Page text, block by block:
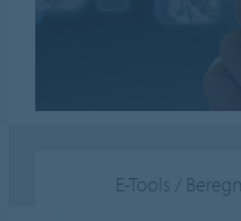
E-Tools /